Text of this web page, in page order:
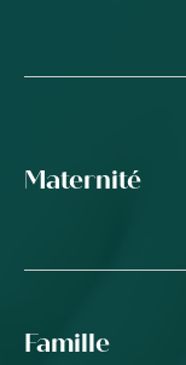
Maternité
Famille